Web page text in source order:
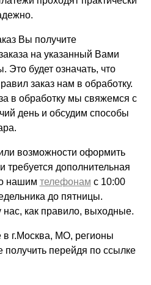
Вы получите
на указанный Вами
Это будет означать, что
заказ нам в обработку.
в обработку мы свяжемся с
день и обсудим способы
возможности оформить
требуется дополнительная
нашим телефонам с 10:00
до пятницы.
нас, как правило, выходные.
г.Москва, МО, регионы
перейдя по ссылке